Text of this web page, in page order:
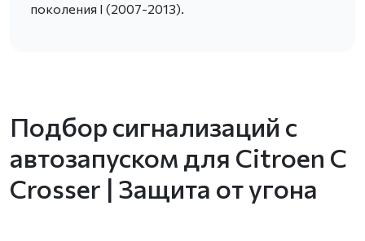
поколения I (2007-2013).
Подбор сигнализаций с
автозапуском для Citroen C
Crosser | Защита от угона